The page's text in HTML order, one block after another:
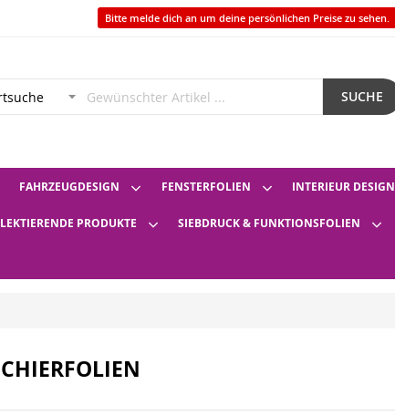
Bitte melde dich an um deine persönlichen Preise zu sehen.
SUCHE
FAHRZEUGDESIGN FENSTERFOLIEN INTERIEUR DESIGN
PRODUKTE SIEBDRUCK & FUNKTIONSFOLIEN